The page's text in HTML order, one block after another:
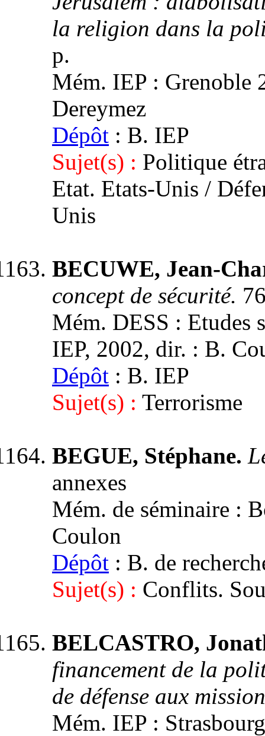
la religion dans la
p.
Mém. IEP : Grenoble
Dereymez
Dépôt : B. IEP
Sujet(s) : Politique
Etat. Etats-Unis /
Unis
BECUWE, Jean-
concept de sécurité.
Mém. DESS : Etudes
IEP, 2002, dir. : B.
Dépôt : B. IEP
Sujet(s) : Terrorisme
BEGUE, Stéphane.
annexes
Mém. de séminaire :
Coulon
Dépôt : B. de
Sujet(s) : Conflits.
BELCASTRO,
financement de la
de défense aux
Mém. IEP :